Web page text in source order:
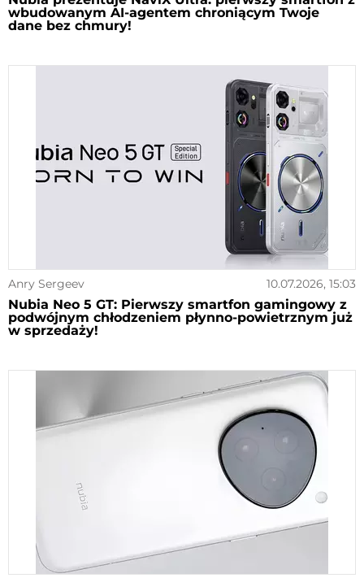
wbudowanym AI-agentem chroniącym Twoje
dane bez chmury!
Anry Sergeev 10.07.2026, 15:03
Nubia Neo 5 GT: Pierwszy smartfon gamingowy z
podwójnym chłodzeniem płynno-powietrznym już
w sprzedaży!